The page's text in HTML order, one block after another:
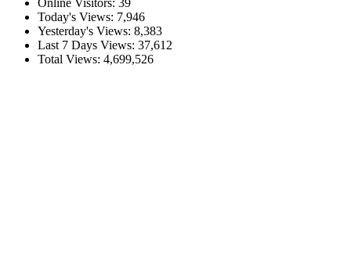
Today's Views: 7,946
Yesterday's Views: 8,383
Last 7 Days Views: 37,612
Total Views: 4,699,526